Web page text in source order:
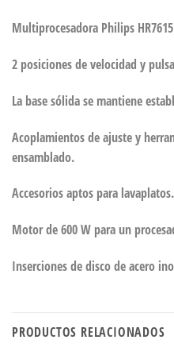
Multiprocesadora Philips
2 posiciones de velocidad y
La base sólida se mantiene
Acoplamientos de ajuste y
ensamblado.
Accesorios aptos para lavaplatos.
Motor de 600 W para un
Inserciones de disco de acero
PRODUCTOS RELACIONADOS